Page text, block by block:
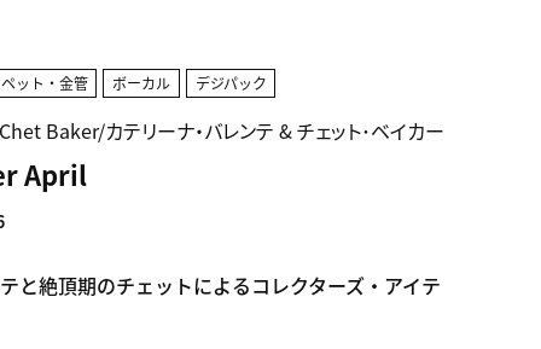
ット・金管 ボーカル デジパック
Baker/カテリーナ・バレンテ & チェット･ベイカー
April
と絶頂期のチェットによるコレクターズ・アイテ